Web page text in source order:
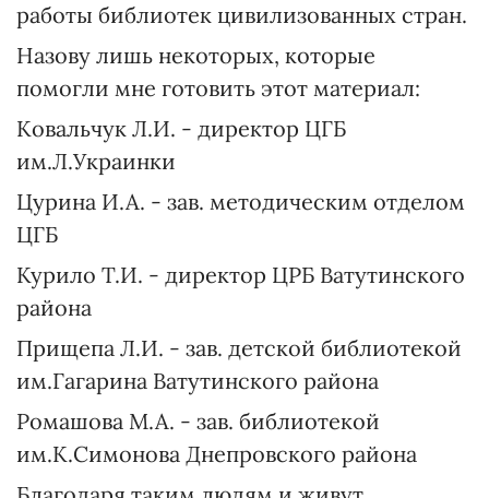
работы библиотек цивилизованных стран.
Назову лишь некоторых, которые
помогли мне готовить этот материал:
Ковальчук Л.И. - директор ЦГБ
им.Л.Украинки
Цурина И.А. - зав. методическим отделом
ЦГБ
Курило Т.И. - директор ЦРБ Ватутинского
района
Прищепа Л.И. - зав. детской библиотекой
им.Гагарина Ватутинского района
Ромашова М.А. - зав. библиотекой
им.К.Симонова Днепровского района